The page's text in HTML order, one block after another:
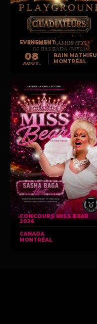
EVENEMENT
08
AOÛT.
BAIN MATHIEU
MONTRÉAL
CONCOURS MISS BEAR
2026
CANADA
MONTRÉAL